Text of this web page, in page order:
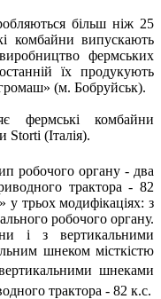
більш ніж 25
комбайни випускають
фермських
їх продукують
(м. Бобруйськ).
фермські комбайни
(Італія).
робочого органу - два
трактора - 82
трьох модифікаціях: з
робочого органу.
і з вертикальними
шнеком місткістю
шнеками
трактора - 82 к.с.